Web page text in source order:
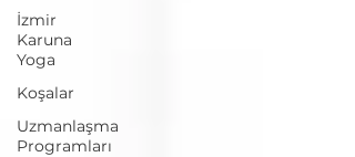
İzmir
Karuna
Yoga
Koşalar
Uzmanlaşma
Programları